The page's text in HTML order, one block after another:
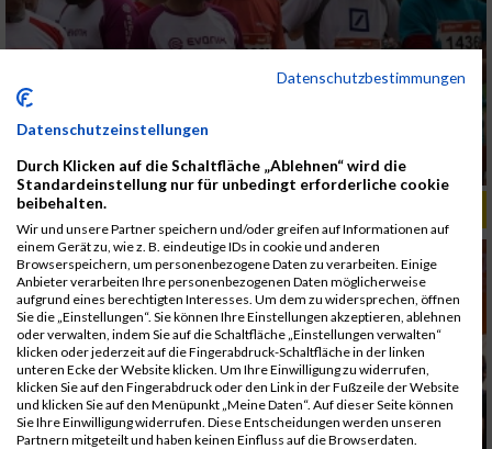
ALBUM B2RUN MÜNCHEN, B2RUN / 16.07.2019
Datenschutzbestimmungen
Datenschutzeinstellungen
Durch Klicken auf die Schaltfläche „Ablehnen“ wird die
Standardeinstellung nur für unbedingt erforderliche cookie
beibehalten.
Wir und unsere Partner speichern und/oder greifen auf Informationen auf
einem Gerät zu, wie z. B. eindeutige IDs in cookie und anderen
Browserspeichern, um personenbezogene Daten zu verarbeiten. Einige
Anbieter verarbeiten Ihre personenbezogenen Daten möglicherweise
aufgrund eines berechtigten Interesses. Um dem zu widersprechen, öffnen
Sie die „Einstellungen“. Sie können Ihre Einstellungen akzeptieren, ablehnen
oder verwalten, indem Sie auf die Schaltfläche „Einstellungen verwalten“
klicken oder jederzeit auf die Fingerabdruck-Schaltfläche in der linken
unteren Ecke der Website klicken. Um Ihre Einwilligung zu widerrufen,
klicken Sie auf den Fingerabdruck oder den Link in der Fußzeile der Website
und klicken Sie auf den Menüpunkt „Meine Daten“. Auf dieser Seite können
Sie Ihre Einwilligung widerrufen. Diese Entscheidungen werden unseren
Partnern mitgeteilt und haben keinen Einfluss auf die Browserdaten.